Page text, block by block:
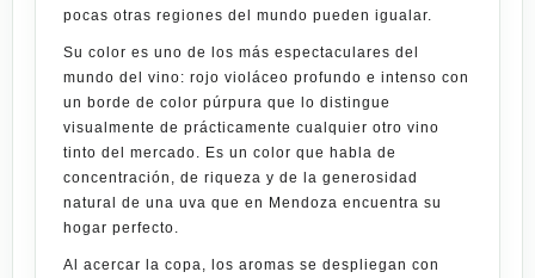
pocas otras regiones del mundo pueden igualar.
Su color es uno de los más espectaculares del
mundo del vino: rojo violáceo profundo e intenso con
un borde de color púrpura que lo distingue
visualmente de prácticamente cualquier otro vino
tinto del mercado. Es un color que habla de
concentración, de riqueza y de la generosidad
natural de una uva que en Mendoza encuentra su
hogar perfecto.
Al acercar la copa, los aromas se despliegan con